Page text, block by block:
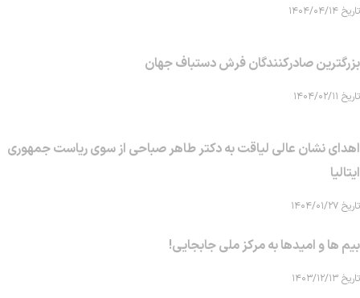
تاریخ ۱۴۰۴/۰۴/۱۴
بزرگترین صادرکنندگان فرش دستباف جهان
تاریخ ۱۴۰۴/۰۲/۱۱
اهدای نشان عالی لیاقت به دکتر طاهر صباحی از سوی ریاست جمهوری
ایتالیا
تاریخ ۱۴۰۴/۰۱/۲۷
بیم ها و امیدها به مرکز ملی جابجایی!
تاریخ ۱۴۰۳/۱۲/۱۳